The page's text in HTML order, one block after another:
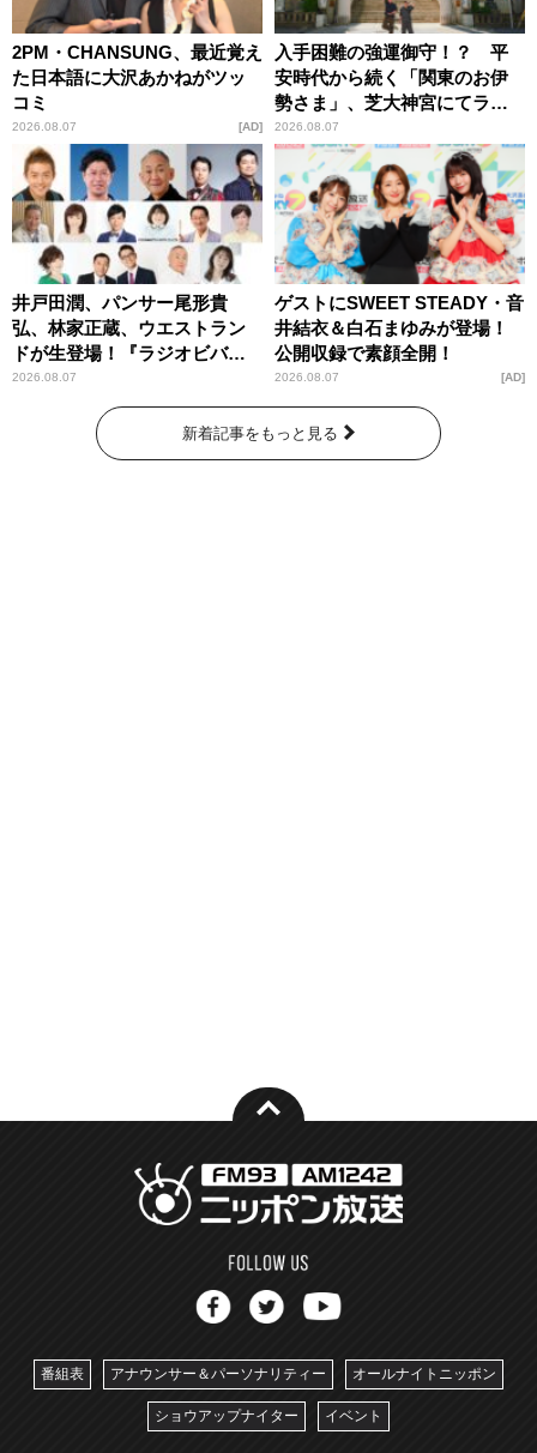
2PM・CHANSUNG、最近覚え
た日本語に大沢あかねがツッ
コミ
2026.08.07 AD
入手困難の強運御守！？ 平
安時代から続く「関東のお伊
勢さま」、芝大神宮にてラン
パンプスが合格祈願！
2026.08.07
井戸田潤、パンサー尾形貴
弘、林家正蔵、ウエストラン
ドが生登場！『ラジオビバリ
ー昼ズ』
2026.08.07
ゲストにSWEET STEADY・音
井結衣＆白石まゆみが登場！
公開収録で素顔全開！
2026.08.07 AD
新着記事をもっと見る
番組表 アナウンサー＆パーソナリティー オールナイトニッポン
ショウアップナイター イベント